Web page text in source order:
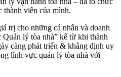
thành viên của mình.
trị cho những cá nhân và doanh
lý tòa nhà” kế từ khi thành
càng phát triển & khẳng định uy
lĩnh vực quản lý tòa nhà với